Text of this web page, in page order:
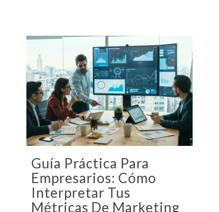
Guía Práctica Para
Empresarios: Cómo
Interpretar Tus
Métricas De Marketing